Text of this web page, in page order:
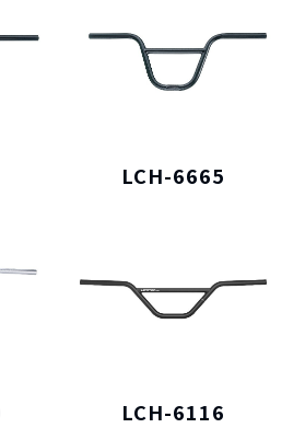
LCH-6665
LCH-6116